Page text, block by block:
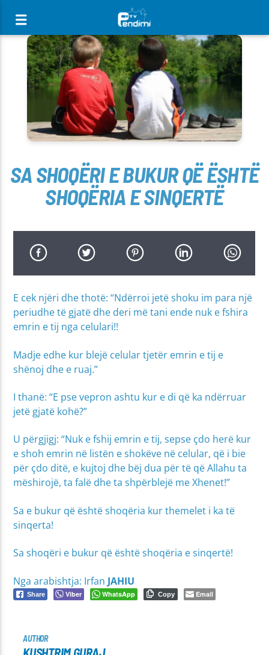
[There are no radio stations in the database]
SA SHOQËRI E BUKUR QË ËSHTË
SHOQËRIA E SINQERTË
E cek njëri dhe thotë: “Ndërroi jetë shoku im para një
periudhe të gjatë dhe deri më tani ende nuk e fshira
emrin e tij nga celulari!!
Madje edhe kur blejë celular tjetër emrin e tij e
shënoj dhe e ruaj.”
I thanë: “E pse vepron ashtu kur e di që ka ndërruar
jetë gjatë kohë?”
U përgjigj: “Nuk e fshij emrin e tij, sepse çdo herë kur
e shoh emrin në listën e shokëve në celular, që i bie
për çdo ditë, e kujtoj dhe bëj dua për të që Allahu ta
mëshirojë, ta falë dhe ta shpërblejë me Xhenet!”
Sa e bukur që është shoqëria kur themelet i ka të
sinqerta!
Sa shoqëri e bukur që është shoqëria e sinqertë!
Nga arabishtja: Irfan JAHIU
Share Viber WhatsApp Copy Email
AUTHOR